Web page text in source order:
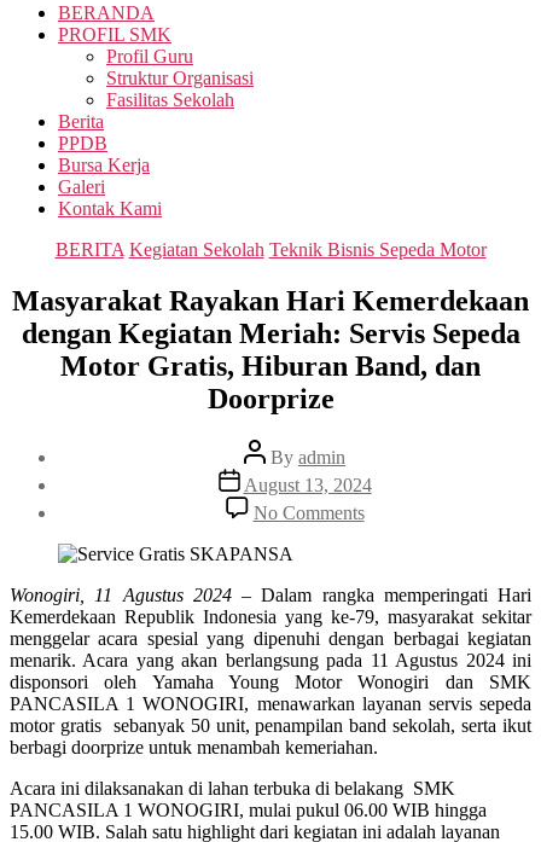
BERANDA
PROFIL SMK
Profil Guru
Struktur Organisasi
Fasilitas Sekolah
Berita
PPDB
Bursa Kerja
Galeri
Kontak Kami
Categories
BERITA Kegiatan Sekolah Teknik Bisnis Sepeda Motor
Masyarakat Rayakan Hari Kemerdekaan
dengan Kegiatan Meriah: Servis Sepeda
Motor Gratis, Hiburan Band, dan
Doorprize
Post
author
By admin
Post
date
August 13, 2024
No Commentson
Masyarakat
Kemerdekaan
dengan
Kegiatan
Meriah:
Servis
Sepeda
Motor
Gratis,
Band,
dan
Doorprize
Wonogiri, 11 Agustus 2024 – Dalam rangka memperingati Hari
Kemerdekaan Republik Indonesia yang ke-79, masyarakat sekitar
menggelar acara spesial yang dipenuhi dengan berbagai kegiatan
menarik. Acara yang akan berlangsung pada 11 Agustus 2024 ini
disponsori oleh Yamaha Young Motor Wonogiri dan SMK
PANCASILA 1 WONOGIRI, menawarkan layanan servis sepeda
motor gratis sebanyak 50 unit, penampilan band sekolah, serta ikut
berbagi doorprize untuk menambah kemeriahan.
Acara ini dilaksanakan di lahan terbuka di belakang SMK
PANCASILA 1 WONOGIRI, mulai pukul 06.00 WIB hingga
15.00 WIB. Salah satu highlight dari kegiatan ini adalah layanan